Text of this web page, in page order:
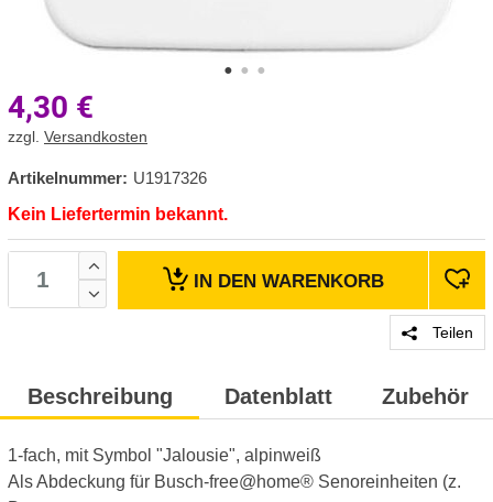
4,30 €
zzgl. Versandkosten
Artikelnummer: U1917326
Kein Liefertermin bekannt.
IN DEN WARENKORB
Teilen
Beschreibung Datenblatt Zubehör
1-fach, mit Symbol "Jalousie", alpinweiß
Als Abdeckung für Busch-free@home® Senoreinheiten (z.